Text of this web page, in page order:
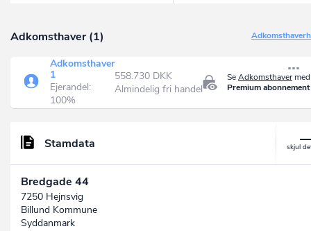
Adkomsthaver (1)
SeAdkomsthaver
Premium abonnement
Adkomsthaver
1
Ejerandel:
100%
558.730 DKK
Almindelig fri handel
Stamdata
Bredgade 44
7250 Hejnsvig
Billund Kommune
Syddanmark